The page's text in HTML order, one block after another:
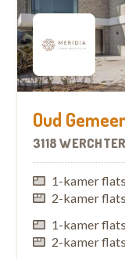
Oud
3118 WERCHTER
1-kamer
2-kamer
1-kamer
2-kamer